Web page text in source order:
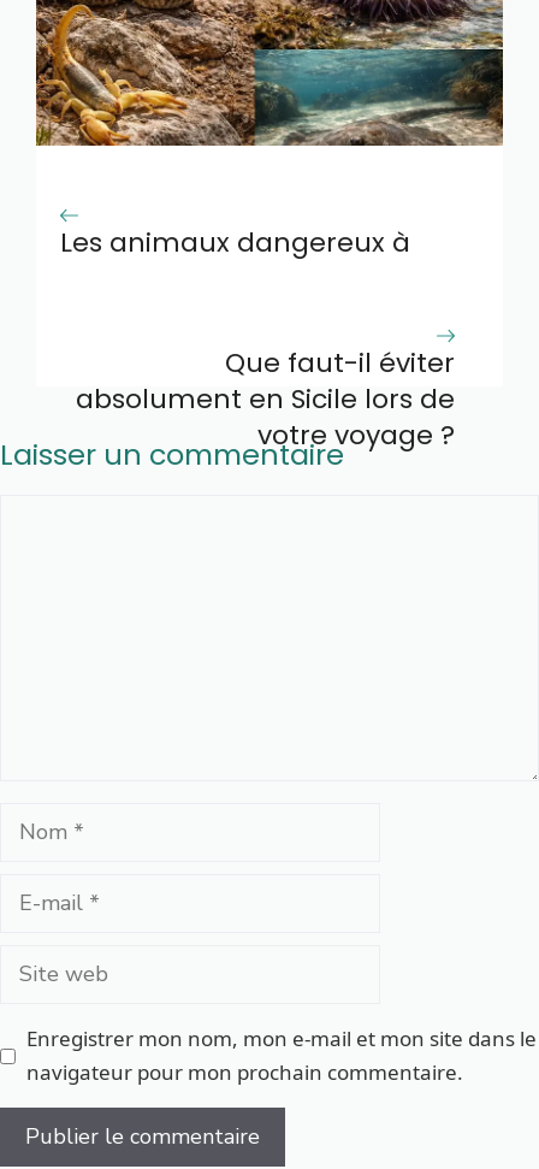
Les animaux dangereux à
Que faut-il éviter
absolument en Sicile lors de
votre voyage ?
Laisser un commentaire
Nom
Site
Enregistrer mon nom, mon e-mail et mon site dans le
navigateur pour mon prochain commentaire.